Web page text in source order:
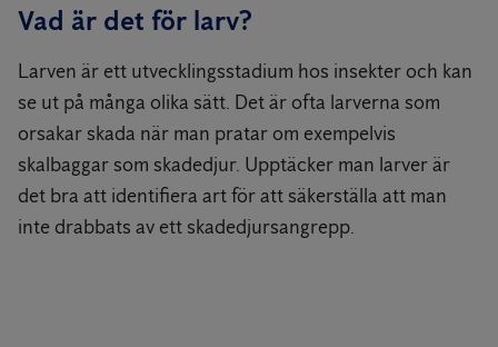
Vad är det för larv?
Larven är ett utvecklingsstadium hos insekter och kan
se ut på många olika sätt. Det är ofta larverna som
orsakar skada när man pratar om exempelvis
skalbaggar som skadedjur. Upptäcker man larver är
det bra att identifiera art för att säkerställa att man
inte drabbats av ett skadedjursangrepp.